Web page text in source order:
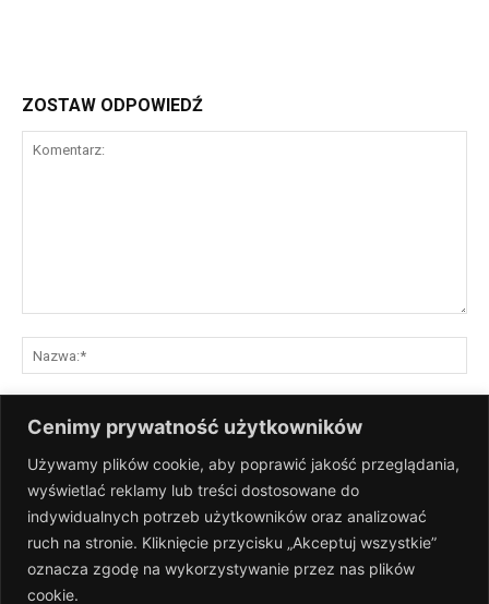
Cenimy prywatność użytkowników
Używamy plików cookie, aby poprawić jakość przeglądania,
wyświetlać reklamy lub treści dostosowane do
indywidualnych potrzeb użytkowników oraz analizować
ruch na stronie. Kliknięcie przycisku „Akceptuj wszystkie”
oznacza zgodę na wykorzystywanie przez nas plików
cookie.
ZOSTAW ODPOWIEDŹ
Zapisz moje nazwisko, adres e-mail i stronę internetową w tej
przeglądarce na następny raz, gdy skomentuję.